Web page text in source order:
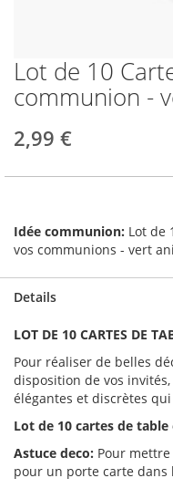
Skip
to
the
of
images
Lot de 10
communion -
2,99 €
Idée communion: Lot de
vos communions - vert
Details
LOT DE 10 CARTES DE
Pour réaliser de belles
disposition de vos
élégantes et discrètes
Lot de 10 cartes de
Astuce deco: Pour
pour un porte carte dans